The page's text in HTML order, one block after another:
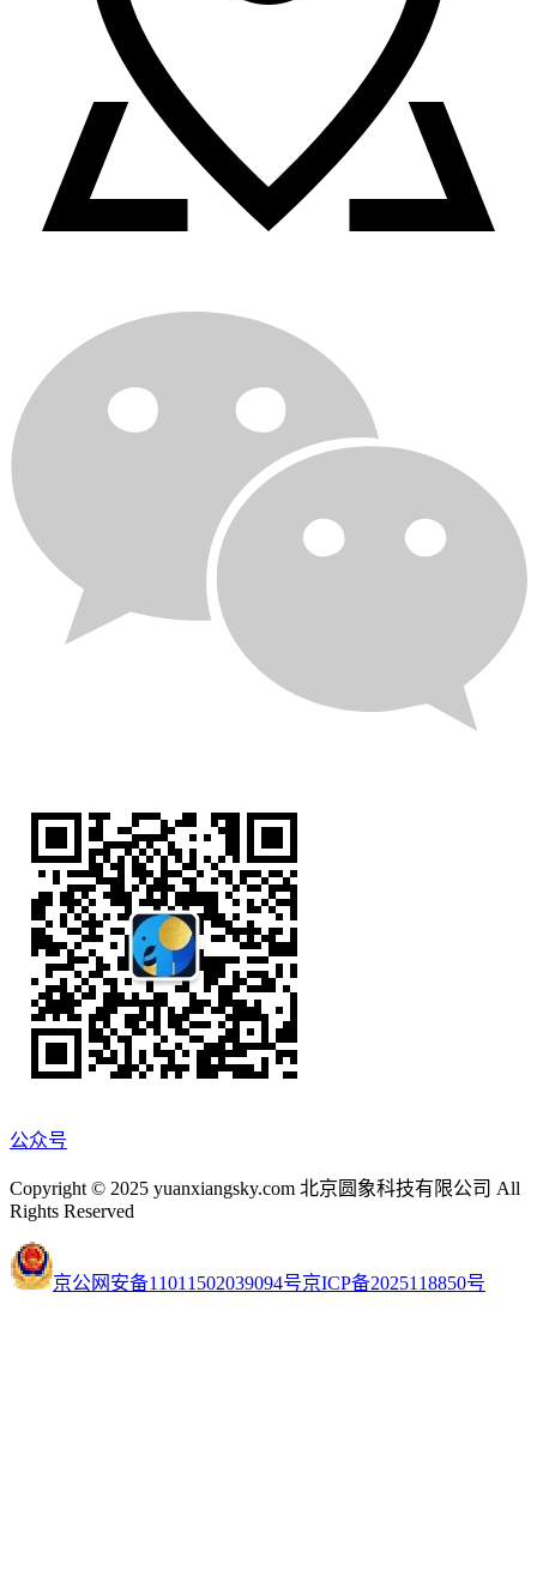
公众号
Copyright © 2025 yuanxiangsky.com 北京圆象科技有限公司 All
Rights Reserved
京公网安备11011502039094号京ICP备2025118850号